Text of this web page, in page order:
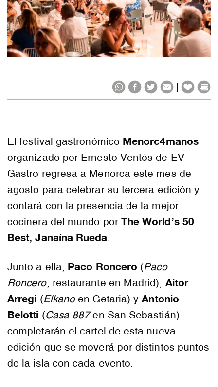
|
El festival gastronómico Menorc4manos
organizado por Ernesto Ventós de EV
Gastro regresa a Menorca este mes de
agosto para celebrar su tercera edición y
contará con la presencia de la mejor
cocinera del mundo por The World’s 50
Best, Janaína Rueda.
Junto a ella, Paco Roncero (Paco
Roncero, restaurante en Madrid), Aitor
Arregi (Elkanoen Getaria) yAntonio
Belotti (Casa 887en San Sebastián)
completarán el cartel de esta nueva
edición que se moverá por distintos puntos
de la isla con cada evento.